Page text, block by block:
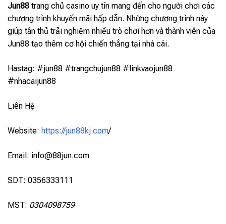
Jun88 trang chủ casino uy tín mang đến cho người chơi các
chương trình khuyến mãi hấp dẫn. Những chương trình này
giúp tân thủ trải nghiệm nhiều trò chơi hơn và thành viên của
Jun88 tạo thêm cơ hội chiến thắng tại nhà cái.
Hastag: #jun88 #trangchujun88 #linkvaojun88
#nhacaijun88
Liên Hệ
Website: https://jun88kj.com/
Email: info@88jun.com
SDT: 0356333111
MST: 0304098759